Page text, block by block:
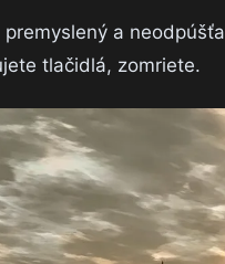
a
tlačidlá, zomriete.